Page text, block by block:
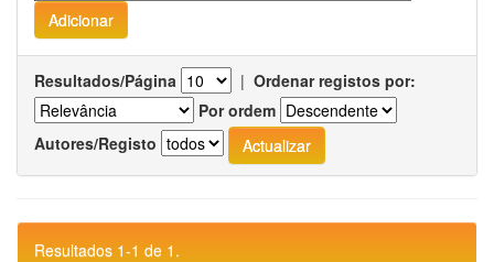
Resultados/Página | Ordenar registos por:
Por ordem
Autores/Registo
Resultados 1-1 de 1.